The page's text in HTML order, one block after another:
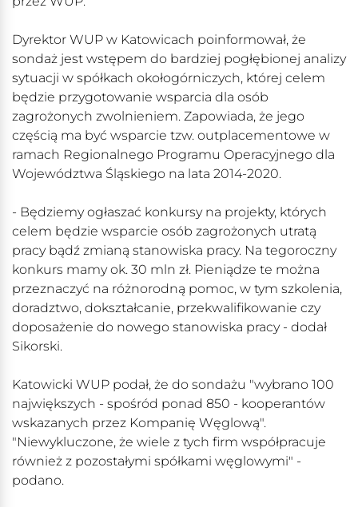
Dyrektor WUP w Katowicach poinformował, że
sondaż jest wstępem do bardziej pogłębionej analizy
sytuacji w spółkach okołogórniczych, której celem
będzie przygotowanie wsparcia dla osób
zagrożonych zwolnieniem. Zapowiada, że jego
częścią ma być wsparcie tzw. outplacementowe w
ramach Regionalnego Programu Operacyjnego dla
Województwa Śląskiego na lata 2014-2020.
- Będziemy ogłaszać konkursy na projekty, których
celem będzie wsparcie osób zagrożonych utratą
pracy bądź zmianą stanowiska pracy. Na tegoroczny
konkurs mamy ok. 30 mln zł. Pieniądze te można
przeznaczyć na różnorodną pomoc, w tym szkolenia,
doradztwo, dokształcanie, przekwalifikowanie czy
doposażenie do nowego stanowiska pracy - dodał
Sikorski.
Katowicki WUP podał, że do sondażu "wybrano 100
największych - spośród ponad 850 - kooperantów
wskazanych przez Kompanię Węglową".
"Niewykluczone, że wiele z tych firm współpracuje
również z pozostałymi spółkami węglowymi" -
podano.